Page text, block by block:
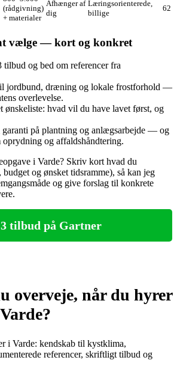
(rådgivning)
+ materialer
Afhænger af
dig
Læringsorienterede,
billige
62
vælge — kort og konkret
tilbud og bed om referencer fra
jordbund, dræning og lokale frostforhold —
overlevelse.
ønskeliste: hvad vil du have lavet først, og
på plantning og anlægsarbejde — og
oprydning og affaldshåndtering.
i Varde? Skriv kort hvad du
og ønsket tidsramme), så kan jeg
og give forslag til konkrete
tilbud på Gartner
overveje, når du hyrer
i Varde: kendskab til kystklima,
referencer, skriftligt tilbud og